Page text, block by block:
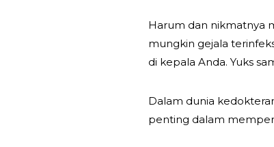
Harum dan nikmatnya
mungkin gejala
di kepala Anda. Yuks
Dalam dunia
penting dalam